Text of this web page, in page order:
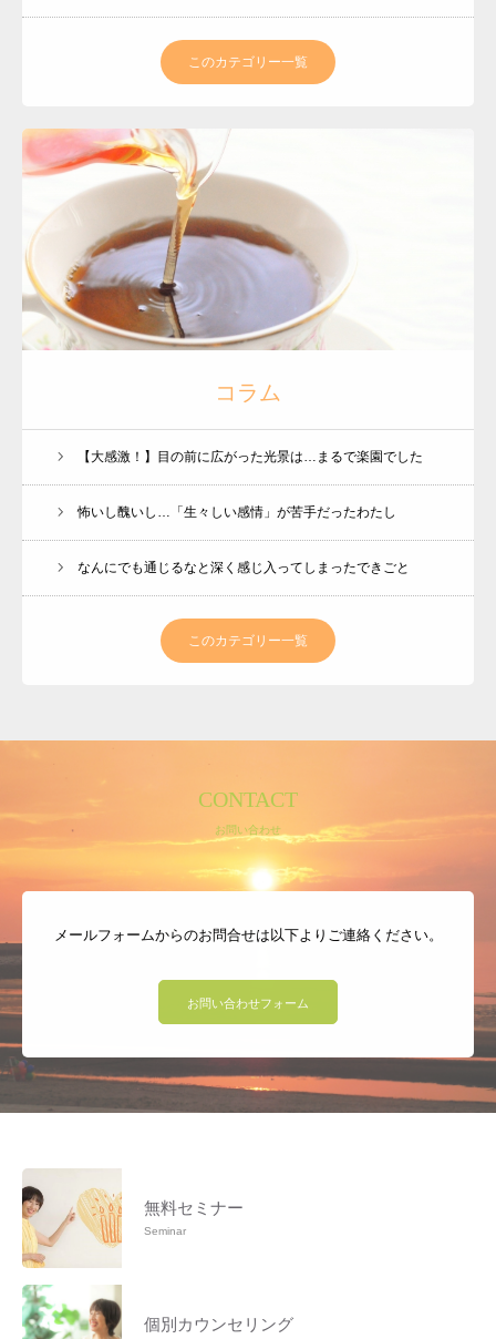
このカテゴリー一覧
コラム
【大感激！】目の前に広がった光景は…まるで楽園でした
怖いし醜いし…「生々しい感情」が苦手だったわたし
なんにでも通じるなと深く感じ入ってしまったできごと
このカテゴリー一覧
CONTACT
お問い合わせ
メールフォームからのお問合せは以下よりご連絡ください。
お問い合わせフォーム
無料セミナー
Seminar
個別カウンセリング